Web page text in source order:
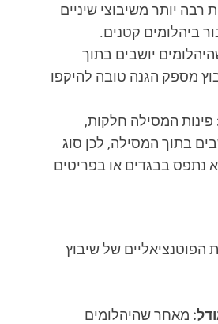
רבה יותר משיבוצי שיניים
ביהלומים קטנים.
יושבים בתוך
מספק הגנה טובה להיקפו
פינות המסילה חלקות,
בתוך המסילה, לכן סוג
נתפס בבגדים או בפריטים
הפוטנציאליים של שיבוץ
מאחר שהיהלומים